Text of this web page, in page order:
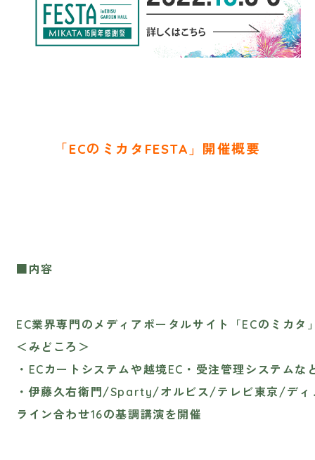
「ECのミカタFESTA」開催概要
■内容
EC‌業‌界‌専‌門‌の‌メ‌ディ‌ア‌ポー‌タ‌ル‌サ‌イ‌ト‌「‌EC‌の‌ミ‌カ‌
＜みどころ＞
・ECカートシステムや越境EC・受注管理システム
・伊藤久右衛門/Sparty/オルビス/テレビ東京‌/デ
ライン合わせ16の基調講演を開催